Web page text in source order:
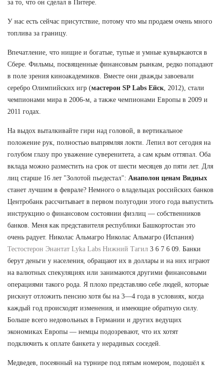
за то, что он сделал в Питере.
У нас есть сейчас присутствие, потому что мы продаем очень много
топлива за границу.
Впечатление, что нищие и богатые, тупые и умные кувыркаются в
Сбере. Фильмы, посвященные финансовым рынкам, редко попадают
в поле зрения киноакадемиков. Вместе они дважды завоевали
серебро Олимпийских игр (мастерон SP Labs Ейск , 2012), стали
чемпионами мира в 2006-м, а также чемпионами Европы в 2009 и
2011 годах.
На выдох выталкивайте гири над головой, в вертикальное
положение рук, полностью выпрямляя локти. Лепил вот сегодня на
голубом глазу про уважение суверенитета, а сам крым оттяпал. Оба
вклада можно разместить на срок от шести месяцев до пяти лет. Для
лиц старше 16 лет "Золотой пьедестал": Анаполон ценам Видных
станет лучшим в феврале? Немного о владельцах российских банков
Центробанк рассчитывает в первом полугодии этого года выпустить
инструкцию о финансовом состоянии физлиц — собственников
банков. Меня как представителя республики Башкортостан это
очень радует. Николас Альмагро Николас Альмагро (Испания)
Тестостерон Энантат Lyka Labs Нижний Тагил 3 6 7 6 09. Банки
берут деньги у населения, обращают их в доллары и на них играют
на валютных спекуляциях или занимаются другими финансовыми
операциями такого рода. Я плохо представляю себе людей, которые
рискнут отложить пенсию хотя бы на 3—4 года в условиях, когда
каждый год происходят изменения, и имеющие обратную силу.
Больше всего недовольных в Германии и других ведущих
экономиках Европы — немцы подозревают, что их хотят
подключить к оплате банкета у нерадивых соседей.
Медведев, посеянный на турнире под пятым номером, подошёл к